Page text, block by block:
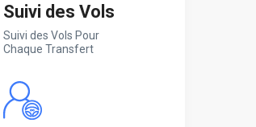
Suivi des Vols
Suivi des Vols Pour
Chaque Transfert